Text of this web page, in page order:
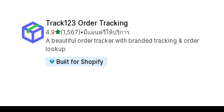
Track123 Order Tracking
4.9เต็ม 5 ดาว
(1,567)
ทั้งหมด 1567 รีวิว
•มีแผนฟรีให้บริการ
A beautiful order tracker with branded tracking & order
lookup
Built for Shopify